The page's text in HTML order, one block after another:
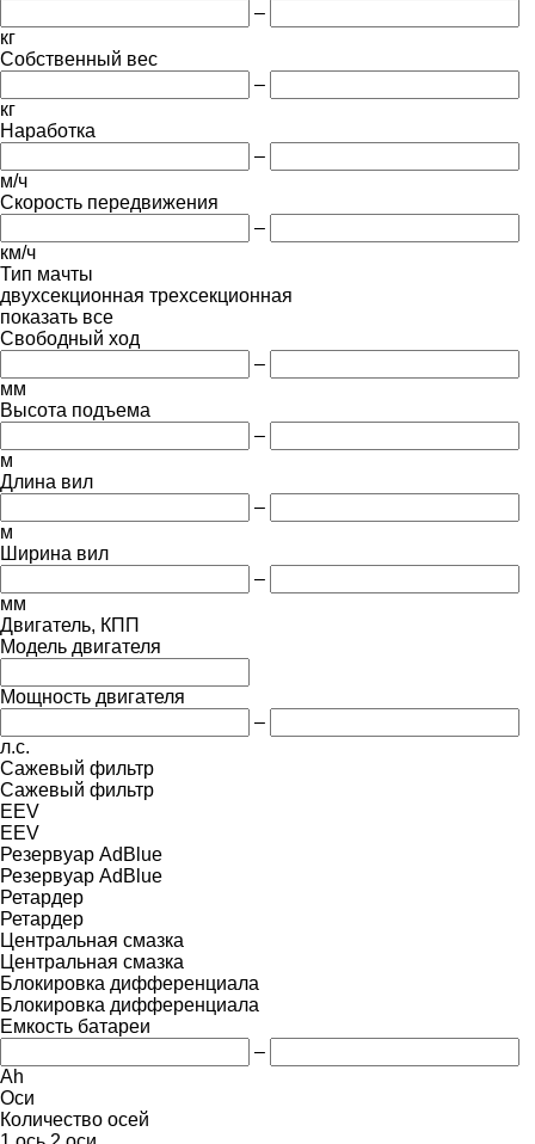
–
кг
Собственный вес
–
кг
Наработка
–
м/ч
Скорость передвижения
–
км/ч
Тип мачты
двухсекционная трехсекционная
показать все
Свободный ход
–
мм
Высота подъема
–
м
Длина вил
–
м
Ширина вил
–
мм
Двигатель, КПП
Модель двигателя
Мощность двигателя
–
л.с.
Сажевый фильтр
Сажевый фильтр
EEV
EEV
Резервуар AdBlue
Резервуар AdBlue
Ретардер
Ретардер
Центральная смазка
Центральная смазка
Блокировка дифференциала
Блокировка дифференциала
Емкость батареи
–
Ah
Оси
Количество осей